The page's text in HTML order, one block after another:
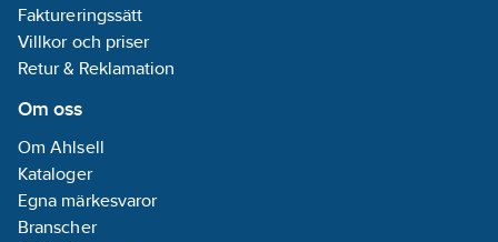
Faktureringssätt
Villkor och priser
Retur & Reklamation
Om oss
Om Ahlsell
Kataloger
Egna märkesvaror
Branscher